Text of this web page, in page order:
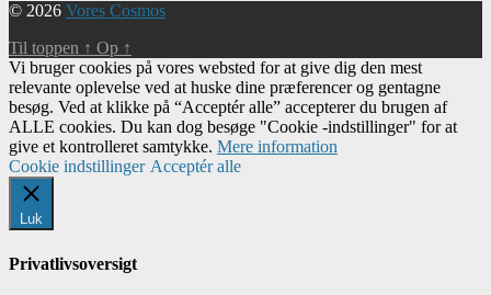
© 2026 Vores Cosmos
Til toppen ↑ Op ↑
Vi bruger cookies på vores websted for at give dig den mest
relevante oplevelse ved at huske dine præferencer og gentagne
besøg. Ved at klikke på “Acceptér alle” accepterer du brugen af ​​
ALLE cookies. Du kan dog besøge "Cookie -indstillinger" for at
give et kontrolleret samtykke. Mere information
Cookie indstillinger Acceptér alle
Luk
Privatlivsoversigt